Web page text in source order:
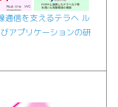
通信を支えるテラヘ ル
アプリケーションの研